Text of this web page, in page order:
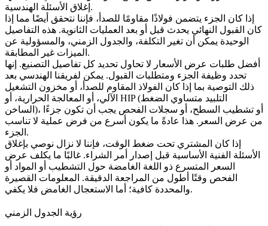
إغلاق الأسئلة الهندسية.
إذا كان الجزء يتضمن فولاذًا مقاومًا للصدأ ، فإننا نتحقق أيضًا مما إذا
كان القبول النهائي يحدث قبل أو بعد العمليات الثانوية. هذه التفاصيل
الوحيدة يمكن أن تغير التكلفة، والجدول الزمني، والمسؤولية عن
الميزات غير المطابقة.
أفضل طلبات عرض الأسعار لا تحاول تحديد كل تفاصيل التصنيع. إنها
تحدد وظيفة الجزء ومتطلبات القبول. يمكن لفريقنا الهندسي بعد
ذلك التوصية بما إذا كان الفولاذ المقاوم للصدأ ، أو مخزون التشغيل
الآلي، أو المعالجة الحرارية، أو HIP (التلبيد متساوي الضغط
الساخن)، أو تشطيب السطح، أو سجلات الفحص يجب أن تكون جزءًا
من عرض السعر. هذا عادةً ما يكون أسرع من فرض عملية لا تناسب
الجزء.
إذا كان المشتري تحت ضغط الوقت، فإننا لا نزال نوصي بإغلاق
الأسئلة الفنية الأساسية قبل إصدار أمر الشراء. غالبًا ما يكلف عرض
السعر المتسرع ذو اللغة الغامضة حول التشطيب أو المواد أو
الفحص وقتًا أطول من المراجعة الدقيقة. المعلومات القصيرة
والمحددة كافية؛ أما الاستعجال الغامض فلا يكفي.
رؤية الجدول الزمني